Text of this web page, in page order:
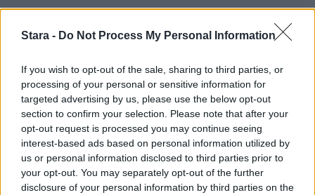
Stara - Do Not Process My Personal Information
If you wish to opt-out of the sale, sharing to third parties, or
processing of your personal or sensitive information for
targeted advertising by us, please use the below opt-out
section to confirm your selection. Please note that after your
opt-out request is processed you may continue seeing
interest-based ads based on personal information utilized by
us or personal information disclosed to third parties prior to
your opt-out. You may separately opt-out of the further
disclosure of your personal information by third parties on the
Staran luetuimmat